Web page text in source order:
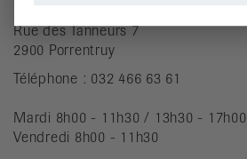
Rue des Tanneurs 7
2900 Porrentruy
Téléphone : 032 466 63 61
Mardi 8h00 - 11h30 / 13h30 - 17h00
Vendredi 8h00 - 11h30